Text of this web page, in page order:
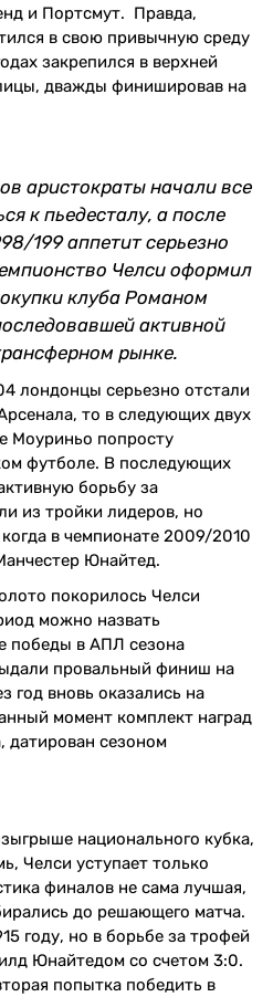
и Портсмут. Правда,
в свою привычную среду
закрепился в верхней
дважды финишировав на
аристократы начали все
к пьедесталу, а после
199 аппетит серьезно
Челси оформил
клуба Романом
активной
рынке.
лондонцы серьезно отстали
то в следующих двух
Моуриньо попросту
футболе. В последующих
борьбу за
из тройки лидеров, но
в чемпионате 2009/2010
Юнайтед.
покорилось Челси
можно назвать
победы в АПЛ сезона
провальный финиш на
год вновь оказались на
момент комплект наград
датирован сезоном
национального кубка,
Челси уступает только
финалов не сама лучшая,
до решающего матча.
году, но в борьбе за трофей
Юнайтедом со счетом 3:0.
попытка победить в